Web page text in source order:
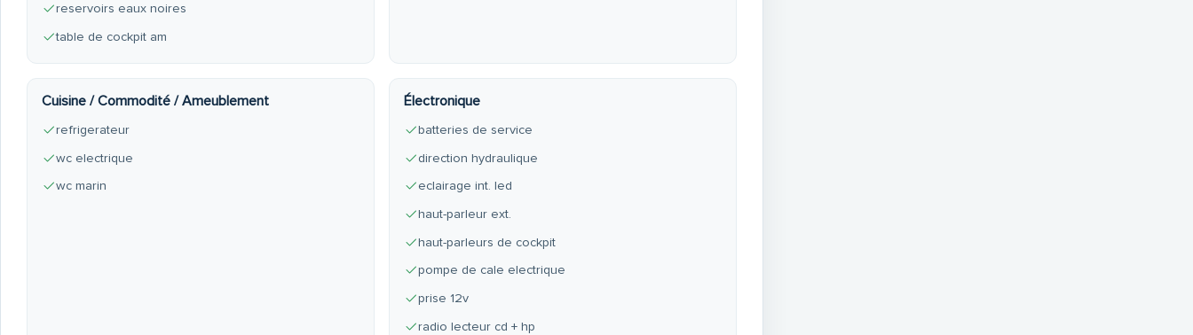
reservoirs eaux noires
table de cockpit am
Cuisine / Commodité / Ameublement
refrigerateur
wc electrique
wc marin
Électronique
batteries de service
direction hydraulique
eclairage int. led
haut-parleur ext.
haut-parleurs de cockpit
pompe de cale electrique
prise 12v
radio lecteur cd + hp